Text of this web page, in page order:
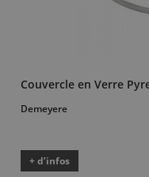
Couvercle en Verre
Demeyere
+ d’infos